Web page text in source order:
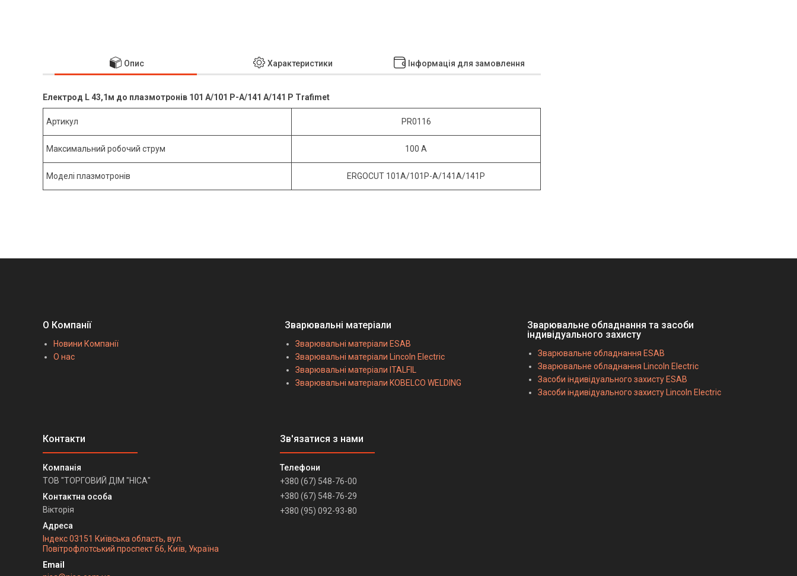
Опис Характеристики Інформація для замовлення
Електрод L 43,1м до плазмотронів 101 А/101 Р-А/141 А/141 Р Trafimet
Артикул PR0116
Максимальний робочий струм 100 A
Моделі плазмотронів ERGOCUT 101А/101Р-A/141А/141Р
О Компанії
Новини Компанії
О нас
Зварювальні матеріали
Зварювальні матеріали ESAB
Зварювальні матеріали Lincoln Electric
Зварювальні матеріали ITALFIL
Зварювальні матеріали KOBELCO WELDING
Зварювальне обладнання та засоби
індивідуального захисту
Зварювальне обладнання ESAB
Зварювальне обладнання Lincoln Electric
Засоби індивідуального захисту ESAB
Засоби індивідуального захисту Lincoln Electric
ТОВ "ТОРГОВИЙ ДІМ "НІСА"
Вікторія
Індекс 03151 Київська область, вул.
Повітрофлотський проспект 66, Київ, Україна
+380 (67) 548-76-00
+380 (67) 548-76-29
+380 (95) 092-93-80